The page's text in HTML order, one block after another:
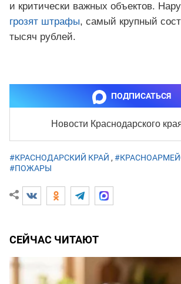
и критически важных объектов.
грозят штрафы, самый крупный
тысяч рублей.
ПОДПИСАТЬСЯ
Новости Краснодарского
#КРАСНОДАРСКИЙ КРАЙ ,
#ПОЖАРЫ
СЕЙЧАС ЧИТАЮТ